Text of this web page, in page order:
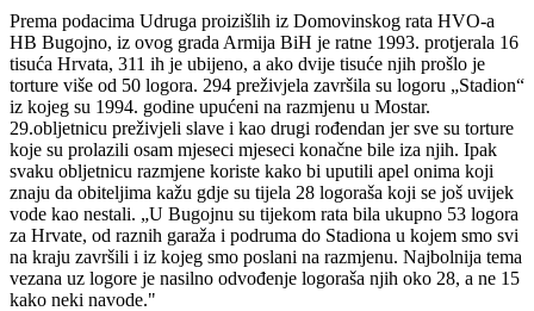
Prema podacima Udruga proizišlih iz Domovinskog rata HVO-a
HB Bugojno, iz ovog grada Armija BiH je ratne 1993. protjerala 16
tisuća Hrvata, 311 ih je ubijeno, a ako dvije tisuće njih prošlo je
torture više od 50 logora. 294 preživjela završila su logoru „Stadion“
iz kojeg su 1994. godine upućeni na razmjenu u Mostar.
29.obljetnicu preživjeli slave i kao drugi rođendan jer sve su torture
koje su prolazili osam mjeseci mjeseci konačne bile iza njih. Ipak
svaku obljetnicu razmjene koriste kako bi uputili apel onima koji
znaju da obiteljima kažu gdje su tijela 28 logoraša koji se još uvijek
vode kao nestali. „U Bugojnu su tijekom rata bila ukupno 53 logora
za Hrvate, od raznih garaža i podruma do Stadiona u kojem smo svi
na kraju završili i iz kojeg smo poslani na razmjenu. Najbolnija tema
vezana uz logore je nasilno odvođenje logoraša njih oko 28, a ne 15
kako neki navode."